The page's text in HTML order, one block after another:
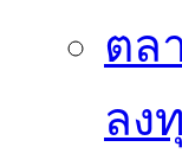
ตล
ลง